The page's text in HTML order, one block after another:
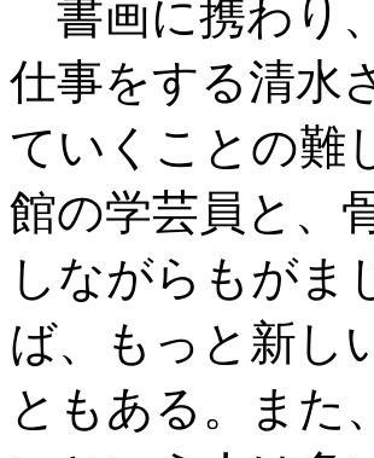
書画に携わり
仕事をする清水
ていくことの難
館の学芸員と、
しながらもがま
ば、もっと新し
ともある。また